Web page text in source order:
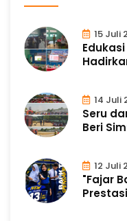
15 Juli
14 Juli
Seru
Beri
12 Juli
"Fajar